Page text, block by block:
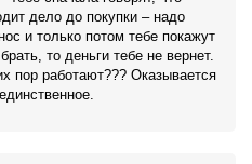
дело до покупки – надо
и только потом тебе покажут
то деньги тебе не вернет.
пор работают??? Оказывается